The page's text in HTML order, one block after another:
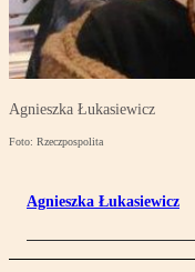
Agnieszka Łukasiewicz
Foto: Rzeczpospolita
Agnieszka Łukasiewicz